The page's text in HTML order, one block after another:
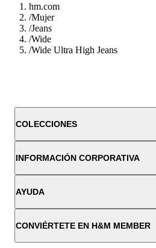
hm.com
/Mujer
/Jeans
/Wide
/Wide Ultra High Jeans
COLECCIONES
INFORMACIÓN CORPORATIVA
AYUDA
CONVIÉRTETE EN H&M MEMBER